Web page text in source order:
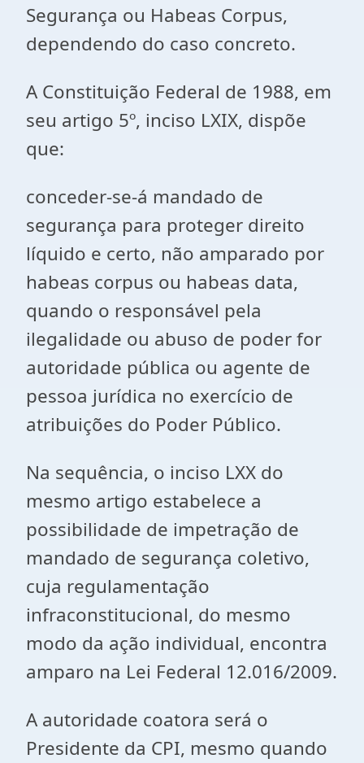
Segurança ou Habeas Corpus,
dependendo do caso concreto.
A Constituição Federal de 1988, em
seu artigo 5º, inciso LXIX, dispõe
que:
conceder-se-á mandado de
segurança para proteger direito
líquido e certo, não amparado por
habeas corpus ou habeas data,
quando o responsável pela
ilegalidade ou abuso de poder for
autoridade pública ou agente de
pessoa jurídica no exercício de
atribuições do Poder Público.
Na sequência, o inciso LXX do
mesmo artigo estabelece a
possibilidade de impetração de
mandado de segurança coletivo,
cuja regulamentação
infraconstitucional, do mesmo
modo da ação individual, encontra
amparo na Lei Federal 12.016/2009.
A autoridade coatora será o
Presidente da CPI, mesmo quando